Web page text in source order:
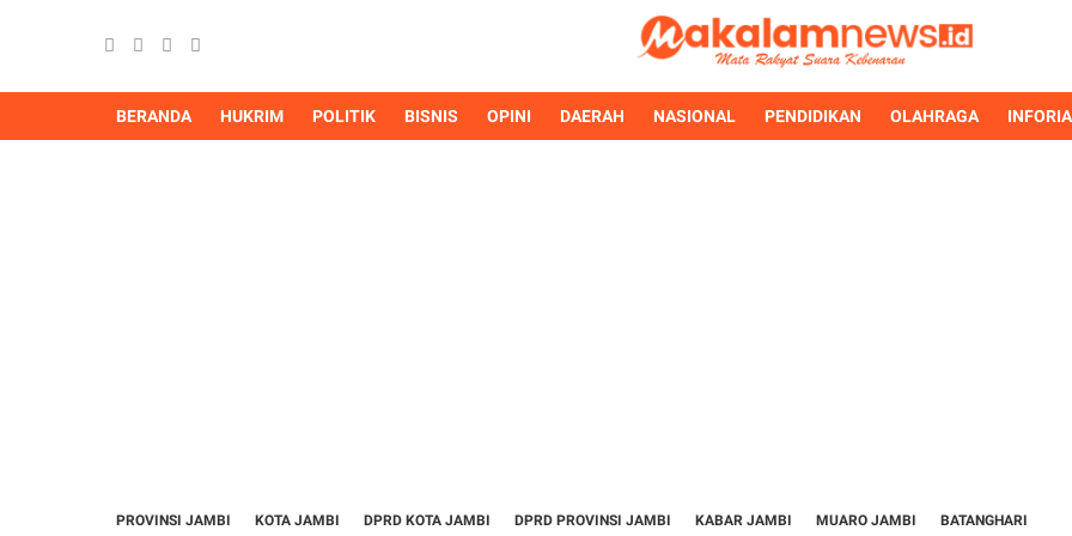
BERANDA HUKRIM POLITIK BISNIS OPINI DAERAH NASIONAL PENDIDIKAN OLAHRAGA
PROVINSI JAMBI KOTA JAMBI DPRD KOTA JAMBI DPRD PROVINSI JAMBI KABAR JAMBI MUARO JAMBI BATANGHARI